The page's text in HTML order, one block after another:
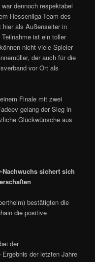
dennoch respektabel
Hessenliga-Team des
hier als Außenseiter in
ist ein toller
nicht viele Spieler
der auch für die
vor Ort als
Finale mit zwei
gelang der Sieg in
Glückwünsche aus
Nachwuchs sichert sich
bestätigten die
die positive
der
der letzten Jahre